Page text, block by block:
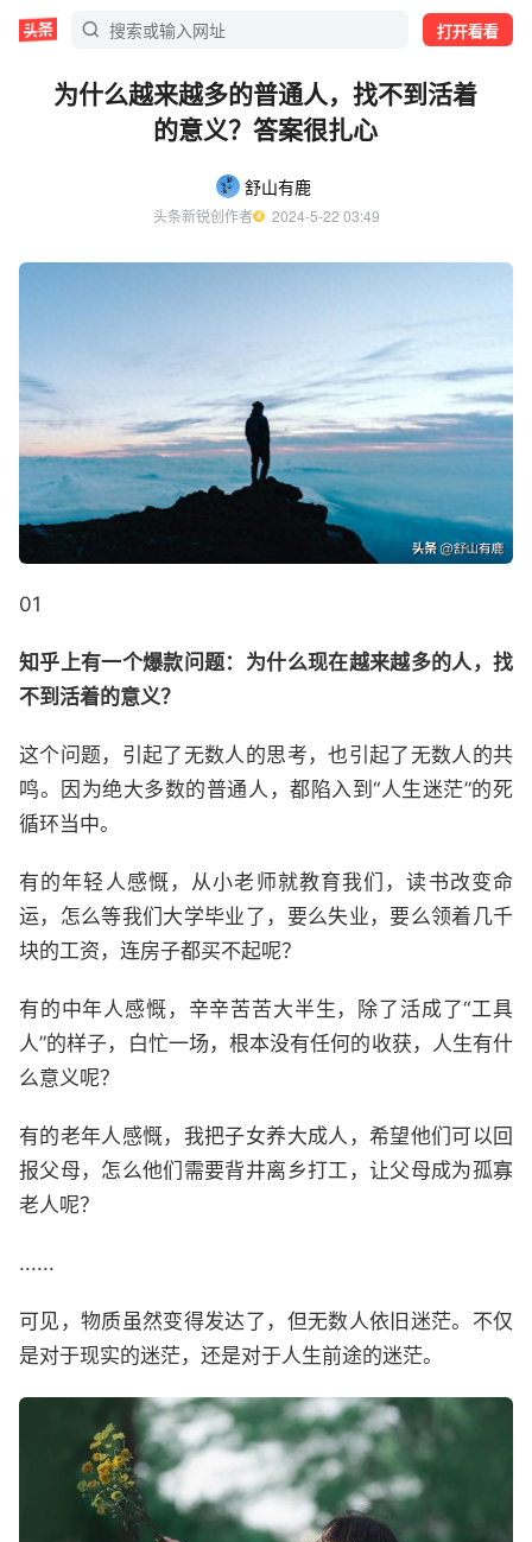
打开看看
为什么越来越多的普通人，找不到活着
的意义？答案很扎心
舒山有鹿
头条新锐创作者
  2024-5-22 03:49
01
知乎上有一个爆款问题：为什么现在越来越多的人，找
不到活着的意义？
这个问题，引起了无数人的思考，也引起了无数人的共
鸣。因为绝大多数的普通人，都陷入到“人生迷茫”的死
循环当中。
有的年轻人感慨，从小老师就教育我们，读书改变命
运，怎么等我们大学毕业了，要么失业，要么领着几千
块的工资，连房子都买不起呢？
有的中年人感慨，辛辛苦苦大半生，除了活成了“工具
人”的样子，白忙一场，根本没有任何的收获，人生有什
么意义呢？
有的老年人感慨，我把子女养大成人，希望他们可以回
报父母，怎么他们需要背井离乡打工，让父母成为孤寡
老人呢？
......
可见，物质虽然变得发达了，但无数人依旧迷茫。不仅
是对于现实的迷茫，还是对于人生前途的迷茫。